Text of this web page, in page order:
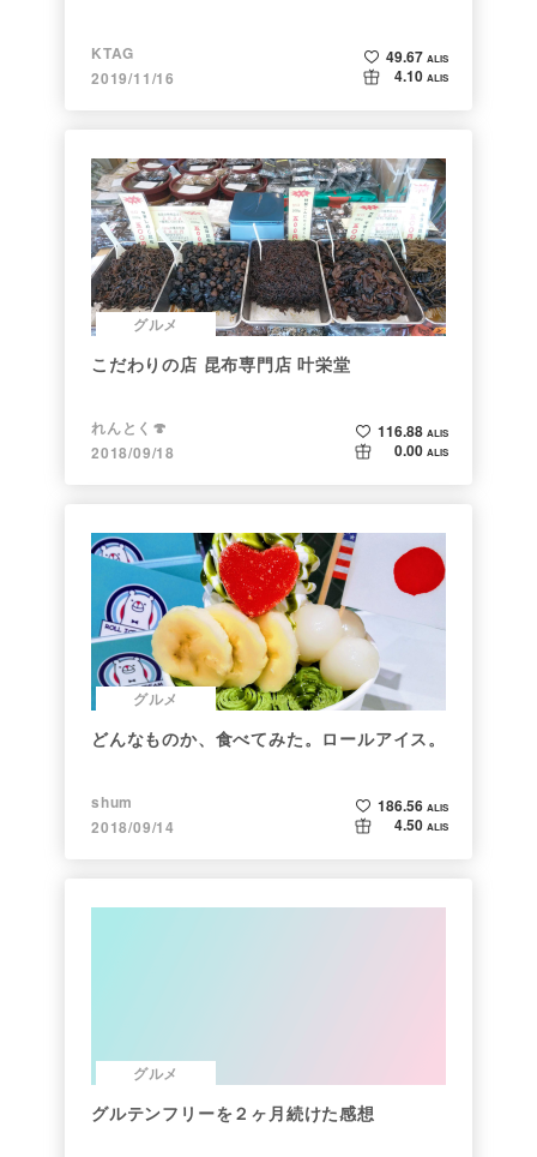
KTAG
2019/11/16
49.67 ALIS
4.10 ALIS
グルメ
こだわりの店 昆布専門店 叶栄堂
れんとく🍄
2018/09/18
116.88 ALIS
0.00 ALIS
グルメ
どんなものか、食べてみた。ロールアイス。
shum
2018/09/14
186.56 ALIS
4.50 ALIS
グルメ
グルテンフリーを２ヶ月続けた感想